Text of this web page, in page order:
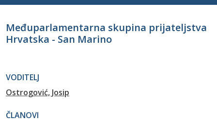
Međuparlamentarna skupina prijateljstva
Hrvatska - San Marino
VODITELJ
Ostrogović, Josip
ČLANOVI